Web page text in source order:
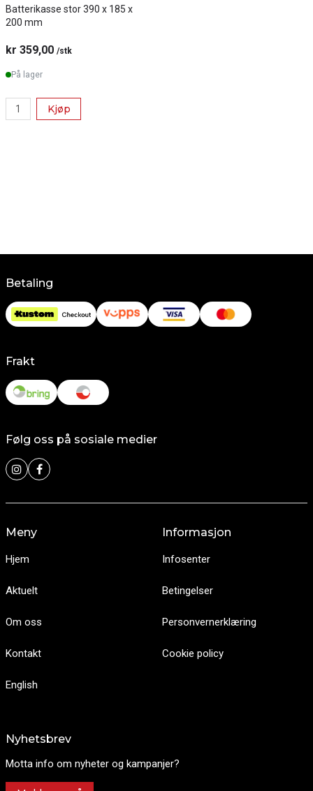
Batterikasse stor 390 x 185 x
200 mm
kr 359,00 /stk
På lager
Kjøp
Betaling
Frakt
Følg oss på sosiale medier
Meny
Hjem
Aktuelt
Om oss
Kontakt
English
Informasjon
Infosenter
Betingelser
Personvernerklæring
Cookie policy
Nyhetsbrev
Motta info om nyheter og kampanjer?